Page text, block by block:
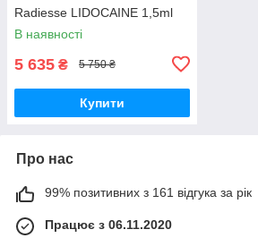
Radiesse LIDOCAINE 1,5ml
В наявності
5 635 ₴ 5 750 ₴
Купити
Про нас
99% позитивних з 161 відгука за рік
Працює з 06.11.2020